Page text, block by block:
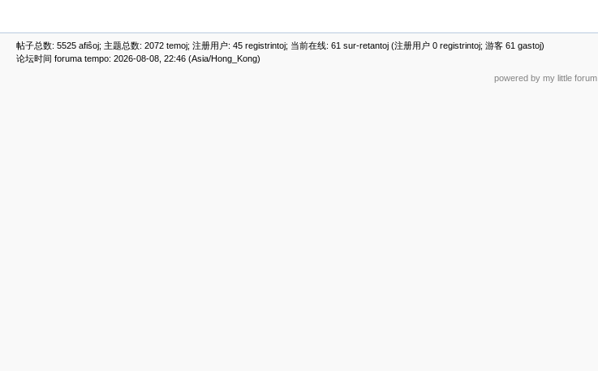
帖子总数: 5525 afiŝoj; 主题总数: 2072 temoj; 注册用户: 45 registrintoj; 当前在线: 61 sur-retantoj (注册用户 0 registrintoj; 游客 61 gastoj)
论坛时间 foruma tempo: 2026-08-08, 22:46 (Asia/Hong_Kong)
powered by my little forum